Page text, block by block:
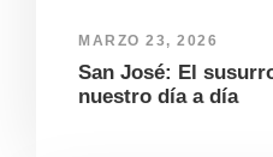
MARZO 23, 2026
San José: El
nuestro día a día